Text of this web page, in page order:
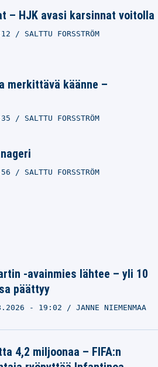
– HJK avasi karsinnat voitolla
SALTTU FORSSTRÖM
merkittävä käänne –
SALTTU FORSSTRÖM
SALTTU FORSSTRÖM
-avainmies lähtee – yli 10
päättyy
- 19:02 JANNE NIEMENMAA
4,2 miljoonaa – FIFA:n